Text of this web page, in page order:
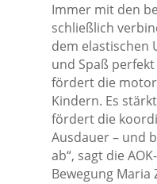
Immer mit den
schließlich
dem elastischen
und Spaß
fördert die
Kindern. Es
fördert die
Ausdauer – und
ab“, sagt die
Bewegung Maria